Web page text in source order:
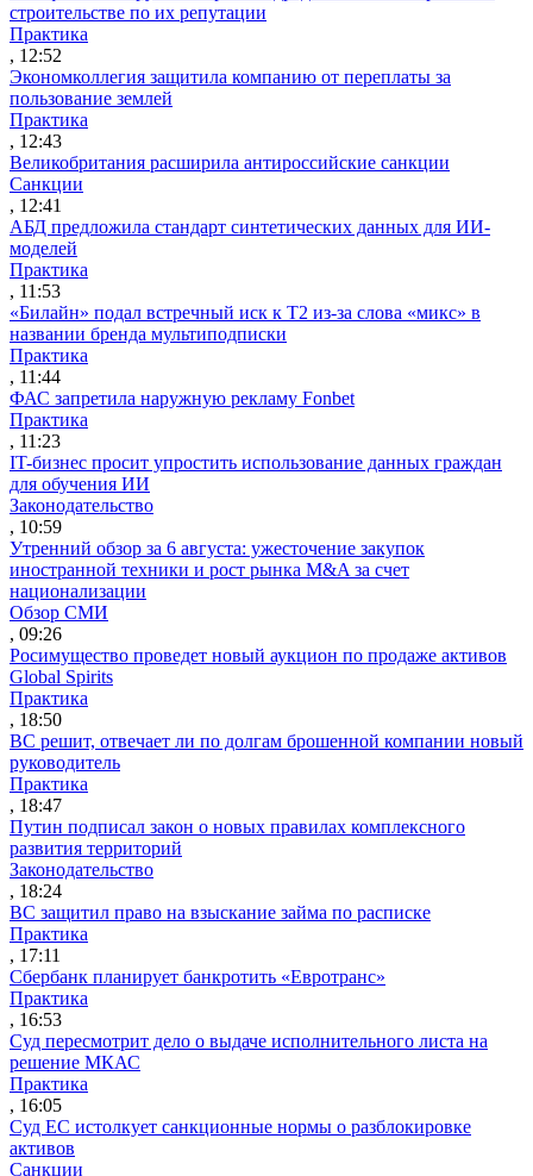
строительстве по их репутации
Практика
, 12:52
Экономколлегия защитила компанию от переплаты за
пользование землей
Практика
, 12:43
Великобритания расширила антироссийские санкции
Санкции
, 12:41
АБД предложила стандарт синтетических данных для ИИ-
моделей
Практика
, 11:53
«Билайн» подал встречный иск к Т2 из-за слова «микс» в
названии бренда мультиподписки
Практика
, 11:44
ФАС запретила наружную рекламу Fonbet
Практика
, 11:23
IT-бизнес просит упростить использование данных граждан
для обучения ИИ
Законодательство
, 10:59
Утренний обзор за 6 августа: ужесточение закупок
иностранной техники и рост рынка M&A за счет
национализации
Обзор СМИ
, 09:26
Росимущество проведет новый аукцион по продаже активов
Global Spirits
Практика
, 18:50
ВС решит, отвечает ли по долгам брошенной компании новый
руководитель
Практика
, 18:47
Путин подписал закон о новых правилах комплексного
развития территорий
Законодательство
, 18:24
ВС защитил право на взыскание займа по расписке
Практика
, 17:11
Сбербанк планирует банкротить «Евротранс»
Практика
, 16:53
Суд пересмотрит дело о выдаче исполнительного листа на
решение МКАС
Практика
, 16:05
Суд ЕС истолкует санкционные нормы о разблокировке
активов
Санкции